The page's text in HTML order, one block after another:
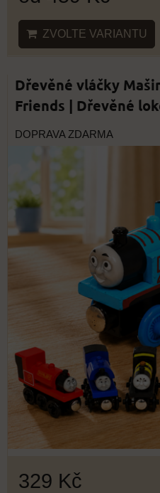
ZVOLTE VARIANTU
Dřevěné vláčky
Friends | Dřevěné
DOPRAVA ZDARMA
329 Kč